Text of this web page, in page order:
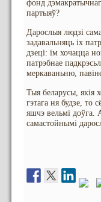
фонд
партыяў?
Дарослыя людзі
задавальняць іх
дзеці: ім хочацца
патрэбнае
меркаваньню,
Тыя беларусы, якія
гэтага ня будзе, то
яшчэ вельмі доўга.
самастойнымі